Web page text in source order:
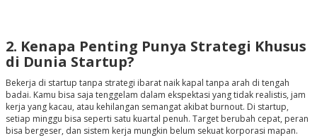
2. Kenapa Penting Punya Strategi Khusus
di Dunia Startup?
Bekerja di startup tanpa strategi ibarat naik kapal tanpa arah di tengah
badai. Kamu bisa saja tenggelam dalam ekspektasi yang tidak realistis, jam
kerja yang kacau, atau kehilangan semangat akibat burnout. Di startup,
setiap minggu bisa seperti satu kuartal penuh. Target berubah cepat, peran
bisa bergeser, dan sistem kerja mungkin belum sekuat korporasi mapan.